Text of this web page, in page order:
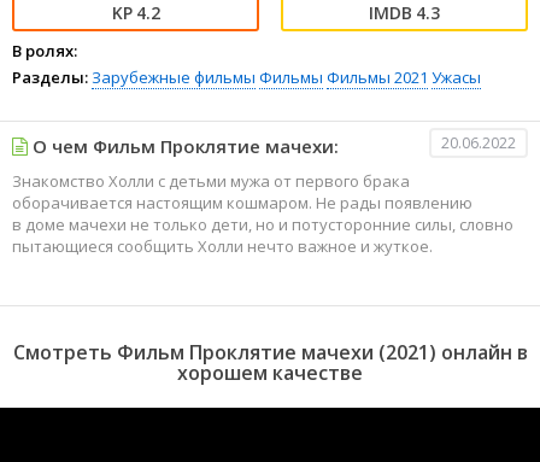
4.2 4.3
В ролях:
Разделы: Зарубежные фильмы Фильмы Фильмы 2021 Ужасы
О чем Фильм Проклятие мачехи: 20.06.2022
Знакомство Холли с детьми мужа от первого брака
оборачивается настоящим кошмаром. Не рады появлению
в доме мачехи не только дети, но и потусторонние силы, словно
пытающиеся сообщить Холли нечто важное и жуткое.
Смотреть Фильм Проклятие мачехи (2021) онлайн в
хорошем качестве